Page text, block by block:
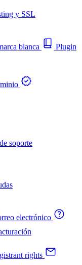
y SSL
blanca
Plugin
soporte
electrónico
rights